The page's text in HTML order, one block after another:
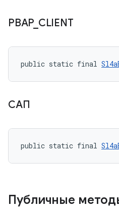
PBAP_ CLIENT
public static final
САП
public static final
Публичные